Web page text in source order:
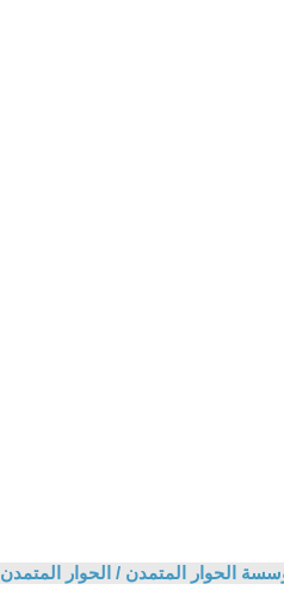
الحوار المتمدن / الحوار المتمدن